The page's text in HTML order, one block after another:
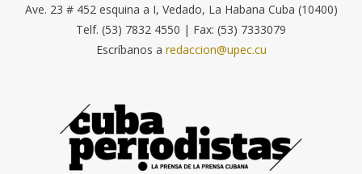
Ave. 23 # 452 esquina a I, Vedado, La Habana Cuba (10400)
Telf. (53) 7832 4550 | Fax: (53) 7333079
Escríbanos a redaccion@upec.cu